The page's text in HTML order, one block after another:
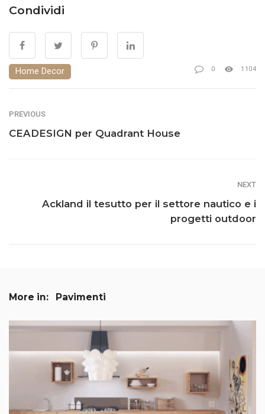
Condividi
Home Decor 0 1104
PREVIOUS
CEADESIGN per Quadrant House
NEXT
Ackland il tesutto per il settore nautico e i
progetti outdoor
More in: Pavimenti